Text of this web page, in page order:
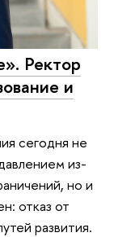
Ректор
и
сегодня не
из-
но и
отказ от
развития.